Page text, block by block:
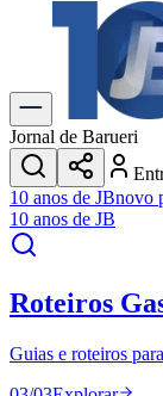
Explore Tudo
Últimas
Previsão do
Trânsito e
Dia a Dia & Lazer
Transportes
Gastronomia
Cinema &
JogosNovo
Para Sua Empresa
Anuncie no
Cadastrar
Divulgar
Publicidade
Jornal de Barueri
10 anos de JBnovo
10 anos de JB
Roteiros
Guias e roteiros